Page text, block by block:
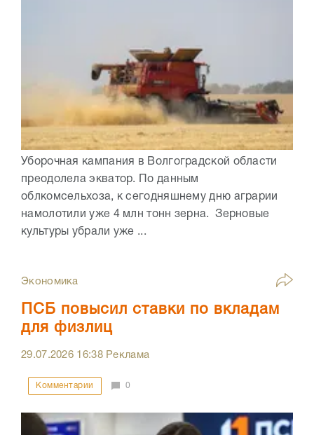
Уборочная кампания в Волгоградской области
преодолела экватор. По данным
облкомсельхоза, к сегодняшнему дню аграрии
намолотили уже 4 млн тонн зерна. Зерновые
культуры убрали уже ...
Экономика
ПСБ повысил ставки по вкладам
для физлиц
29.07.2026 16:38Реклама
Комментарии 0